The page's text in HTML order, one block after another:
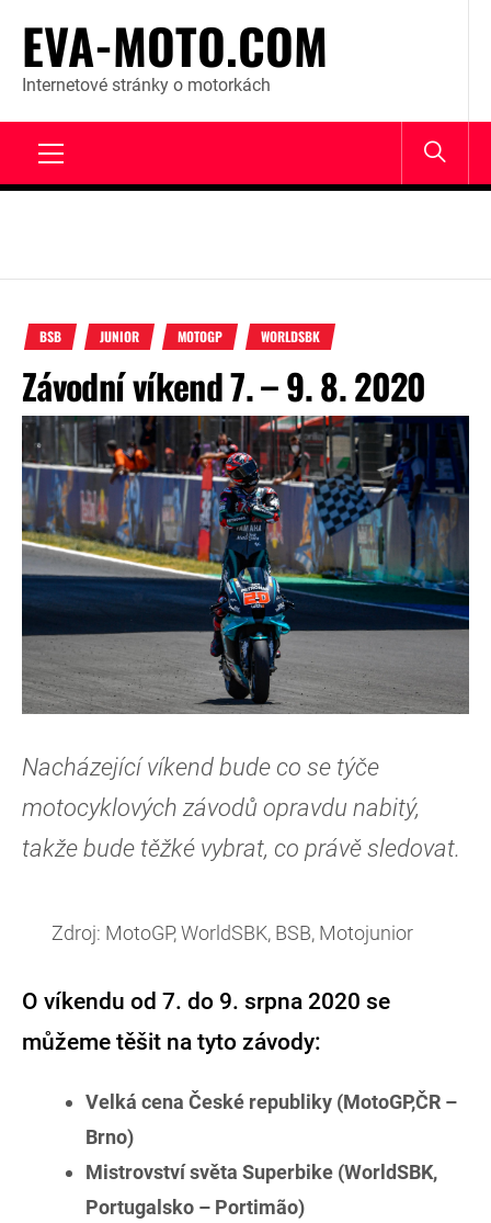
content
EVA-MOTO.COM
Internetové stránky o motorkách
BSB JUNIOR MOTOGP WORLDSBK
Závodní víkend 7. – 9. 8. 2020
Nacházející víkend bude co se týče
motocyklových závodů opravdu nabitý,
takže bude těžké vybrat, co právě sledovat.
Zdroj: MotoGP, WorldSBK, BSB, Motojunior
O víkendu od 7. do 9. srpna 2020 se
můžeme těšit na tyto závody:
Velká cena České republiky (MotoGP,ČR –
Brno)
Mistrovství světa Superbike (WorldSBK,
Portugalsko – Portimão)